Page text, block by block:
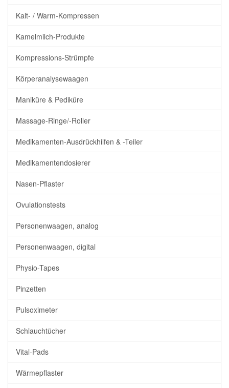
Kalt- / Warm-Kompressen
Kamelmilch-Produkte
Kompressions-Strümpfe
Körperanalysewaagen
Maniküre & Pediküre
Massage-Ringe/-Roller
Medikamenten-Ausdrückhilfen & -Teiler
Medikamentendosierer
Nasen-Pflaster
Ovulationstests
Personenwaagen, analog
Personenwaagen, digital
Physio-Tapes
Pinzetten
Pulsoximeter
Schlauchtücher
Vital-Pads
Wärmepflaster